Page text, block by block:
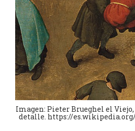
Imagen: Pieter Brueghel el Viejo,
detalle. https://